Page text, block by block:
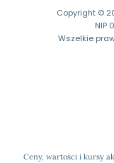
Ceny, wartości i kursy
Copyright ©
NIP
Wszelkie